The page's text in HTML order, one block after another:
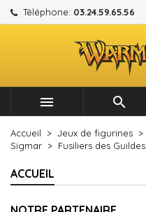
Téléphone: 03.24.59.65.56
 
Accueil Jeux de figurines
Sigmar
Fusiliers des
ACCUEIL
Mes listes
Créer une nouvelle
Créer une liste
Nom de la liste d'envies
Annuler
Connexion
Vous devez être
votre liste d'envies.